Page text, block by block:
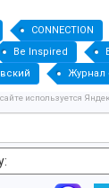
CONNECTION
Be Inspired
Журнал
используется